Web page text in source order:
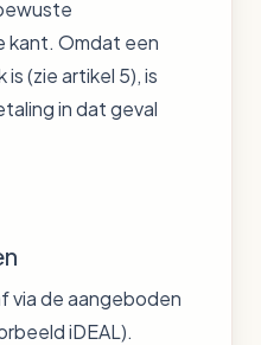
kant. Omdat een
(zie artikel 5), is
in dat geval
via de aangeboden
iDEAL).